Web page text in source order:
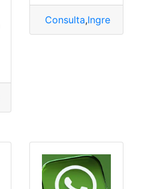
Policía
Consulta,Ingreso